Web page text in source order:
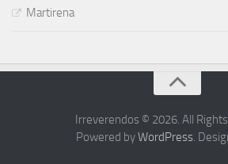
Martirena
Irreverendos © 2026. All
Powered byWordPress.